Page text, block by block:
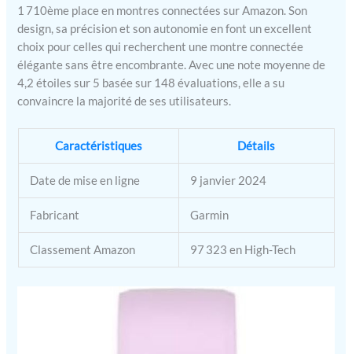
1 710ème place en montres connectées sur Amazon. Son
design, sa précision et son autonomie en font un excellent
choix pour celles qui recherchent une montre connectée
élégante sans être encombrante. Avec une note moyenne de
4,2 étoiles sur 5 basée sur 148 évaluations, elle a su
convaincre la majorité de ses utilisateurs.
Caractéristiques Détails
Date de mise en ligne 9 janvier 2024
Fabricant Garmin
Classement Amazon 97 323 en High-Tech